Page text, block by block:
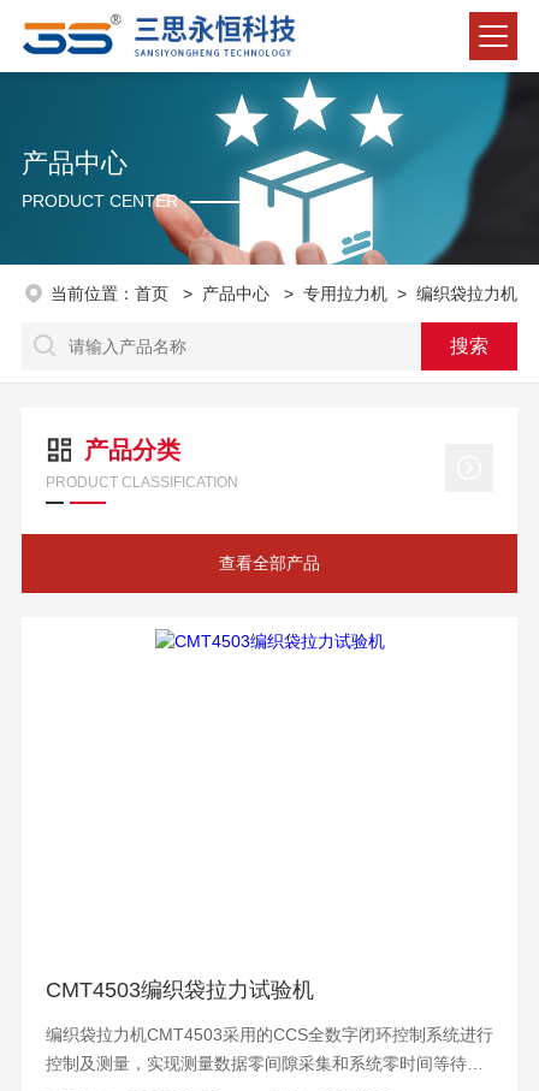
产品中心
PRODUCT CENTER
当前位置： 首页 > 产品中心 > 专用拉力机> 编织袋拉力机
产品分类
PRODUCT CLASSIFICATION
查看全部产品
CMT4503编织袋拉力试验机
编织袋拉力机CMT4503采用的CCS全数字闭环控制系统进行
控制及测量，实现测量数据零间隙采集和系统零时间等待，